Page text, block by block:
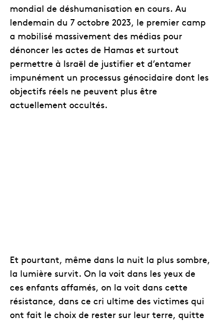
mondial de déshumanisation en cours. Au
lendemain du 7 octobre 2023, le premier camp
a mobilisé massivement des médias pour
dénoncer les actes de Hamas et surtout
permettre à Israël de justifier et d’entamer
impunément un processus génocidaire dont les
objectifs réels ne peuvent plus être
actuellement occultés.
Et pourtant, même dans la nuit la plus sombre,
la lumière survit. On la voit dans les yeux de
ces enfants affamés, on la voit dans cette
résistance, dans ce cri ultime des victimes qui
ont fait le choix de rester sur leur terre, quitte